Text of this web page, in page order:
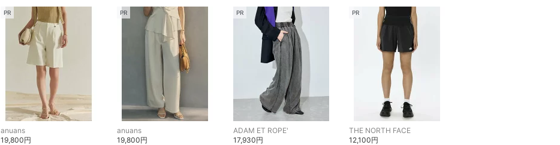
PR
anuans
19,800円
PR
anuans
19,800円
PR
ADAM ET ROPE'
17,930円
PR
THE NORTH FACE
12,100円